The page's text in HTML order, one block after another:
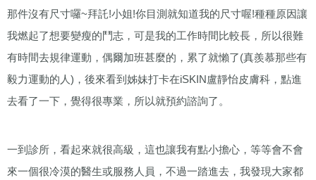
那件沒有尺寸囉~拜託!小姐!你目測就知道我的尺寸喔!種種原因讓
我燃起了想要變瘦的鬥志，可是我的工作時間比較長，所以很難
有時間去規律運動，偶爾加班甚麼的，累了就懶了(真羨慕那些有
毅力運動的人)，後來看到姊妹打卡在iSKIN盧靜怡皮膚科，點進
去看了一下，覺得很專業，所以就預約諮詢了。
一到診所，看起來就很高級，這也讓我有點小擔心，等等會不會
來一個很冷漠的醫生或服務人員，不過一踏進去，我發現大家都